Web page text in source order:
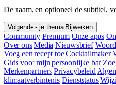
De naam, en optioneel de subtitel,
Volgende - je thema Bijwerken
Community Premium Onze apps
Over ons Media Nieuwsbrief
Voeg een recept toe Cocktailmaker
Gids voor mijn persoonlijke bar
Merkenpartners Privacybeleid
klimaatverbintenis Dienststatus